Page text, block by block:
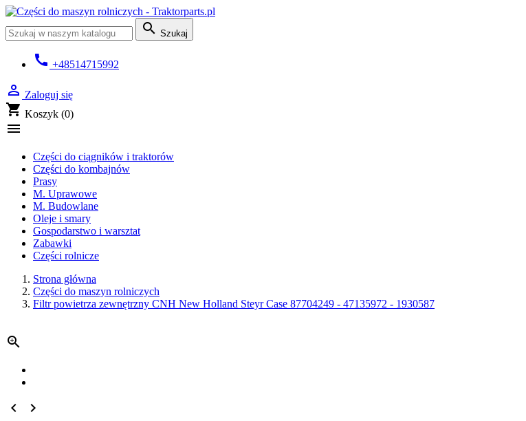
 Szukaj
call +48514715992
 Zaloguj się
shopping_cart Koszyk (0)

Części do ciągników i traktorów
Części do kombajnów
Prasy
M. Uprawowe
M. Budowlane
Oleje i smary
Gospodarstwo i warsztat
Zabawki
Części rolnicze
Strona główna
Części do maszyn rolniczych
Filtr powietrza zewnętrzny CNH New Holland Steyr Case 87704249 - 47135972 - 1930587

 